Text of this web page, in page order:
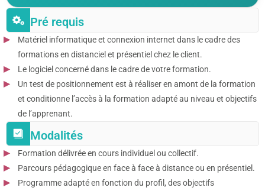
Pré requis
Matériel informatique et connexion internet dans le cadre des
formations en distanciel et présentiel chez le client.
Le logiciel concerné dans le cadre de votre formation.
Un test de positionnement est à réaliser en amont de la formation
et conditionne l’accès à la formation adapté au niveau et objectifs
de l’apprenant.
Modalités
Formation délivrée en cours individuel ou collectif.
Parcours pédagogique en face à face à distance ou en présentiel.
Programme adapté en fonction du profil, des objectifs